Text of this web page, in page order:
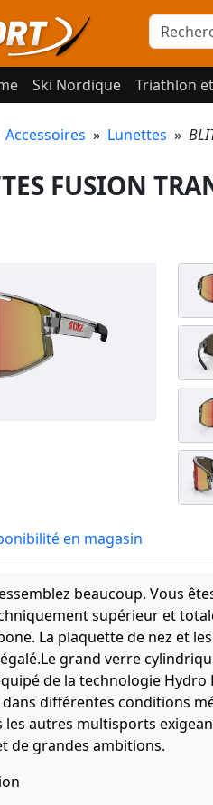
Ski Nordique Triathlon
Accessoires » Lunettes »
FUSION
en magasin
beaucoup. Vous
supérieur et
La plaquette de nez et
grand verre
de la technologie
différentes conditions
les autres multisports
de grandes ambitions.